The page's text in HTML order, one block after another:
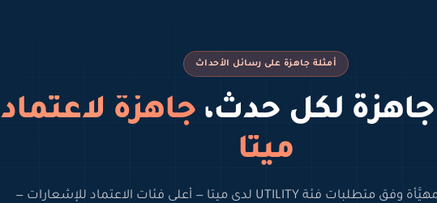
أمثلة جاهزة على رسائل الأحداث
لكل حدث، جاهزة لاعتماد
ميتا
ابدأ من قوالب مهيَّأة وفق متطلبات فئة UTILITY لدى ميتا — أعلى فئات الاعتماد للإشعارات —